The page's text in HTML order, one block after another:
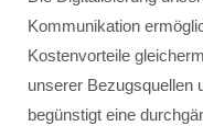
Kommunikation
Kostenvorteile
unserer Bezugsquellen
begünstigt eine